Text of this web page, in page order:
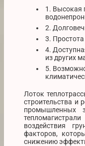
1. Высокая
2.
3.
4.
из других
5.
Лоток
строительства и
промышленных
воздействия
факторов,
снижению